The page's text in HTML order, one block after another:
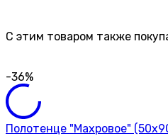
C этим товаром также
-36%
Полотенце "Махровое"